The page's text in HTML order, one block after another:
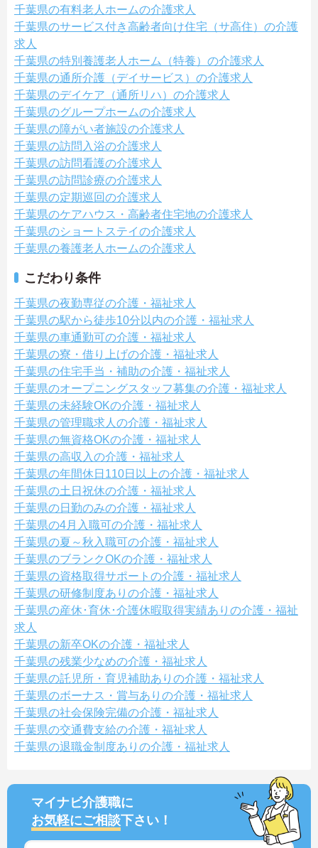
千葉県の有料老人ホームの介護求人
千葉県のサービス付き高齢者向け住宅（サ高住）の介護
求人
千葉県の特別養護老人ホーム（特養）の介護求人
千葉県の通所介護（デイサービス）の介護求人
千葉県のデイケア（通所リハ）の介護求人
千葉県のグループホームの介護求人
千葉県の障がい者施設の介護求人
千葉県の訪問入浴の介護求人
千葉県の訪問看護の介護求人
千葉県の訪問診療の介護求人
千葉県の定期巡回の介護求人
千葉県のケアハウス・高齢者住宅地の介護求人
千葉県のショートステイの介護求人
千葉県の養護老人ホームの介護求人
こだわり条件
千葉県の夜勤専従の介護・福祉求人
千葉県の駅から徒歩10分以内の介護・福祉求人
千葉県の車通勤可の介護・福祉求人
千葉県の寮・借り上げの介護・福祉求人
千葉県の住宅手当・補助の介護・福祉求人
千葉県のオープニングスタッフ募集の介護・福祉求人
千葉県の未経験OKの介護・福祉求人
千葉県の管理職求人の介護・福祉求人
千葉県の無資格OKの介護・福祉求人
千葉県の高収入の介護・福祉求人
千葉県の年間休日110日以上の介護・福祉求人
千葉県の土日祝休の介護・福祉求人
千葉県の日勤のみの介護・福祉求人
千葉県の4月入職可の介護・福祉求人
千葉県の夏～秋入職可の介護・福祉求人
千葉県のブランクOKの介護・福祉求人
千葉県の資格取得サポートの介護・福祉求人
千葉県の研修制度ありの介護・福祉求人
千葉県の産休･育休･介護休暇取得実績ありの介護・福祉
求人
千葉県の新卒OKの介護・福祉求人
千葉県の残業少なめの介護・福祉求人
千葉県の託児所・育児補助ありの介護・福祉求人
千葉県のボーナス・賞与ありの介護・福祉求人
千葉県の社会保険完備の介護・福祉求人
千葉県の交通費支給の介護・福祉求人
千葉県の退職金制度ありの介護・福祉求人
マイナビ介護職に
お気軽にご相談下さい！